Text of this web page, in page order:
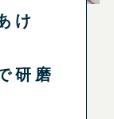
け
研磨